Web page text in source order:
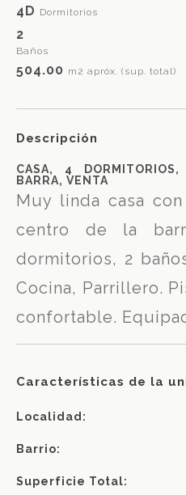
4D Dormitorios
2
Baños
504.00 m2 apróx. (sup. total)
Descripción
CASA, 4
BARRA, VENTA
Muy linda casa
centro de la
dormitorios, 2
Cocina, Parrillero.
confortable.
Características de la
Localidad:
Barrio:
Superficie Total: